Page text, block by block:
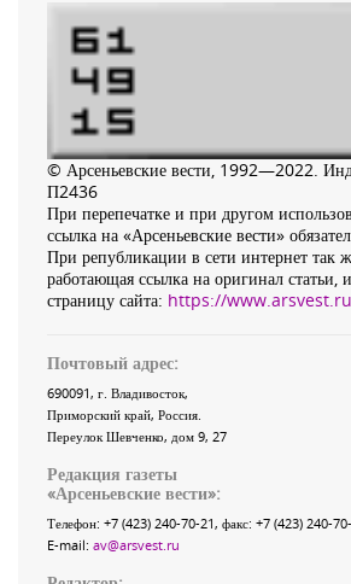
© Арсеньевские вести, 1992—2022.
П2436
При перепечатке и при другом
ссылка на «Арсеньевские вести»
При републикации в сети интернет так
работающая ссылка на оригинал статьи,
страницу сайта: https://
Почтовый адрес:
690091, г. Владивосток,
Приморский край, Россия.
Переулок Шевченко, дом 9, 27
Редакция газеты
«Арсеньевские вести»:
Телефон: +7 (423) 240-70-21, факс: +7 (423) 240-
E-mail: av@arsvest.ru